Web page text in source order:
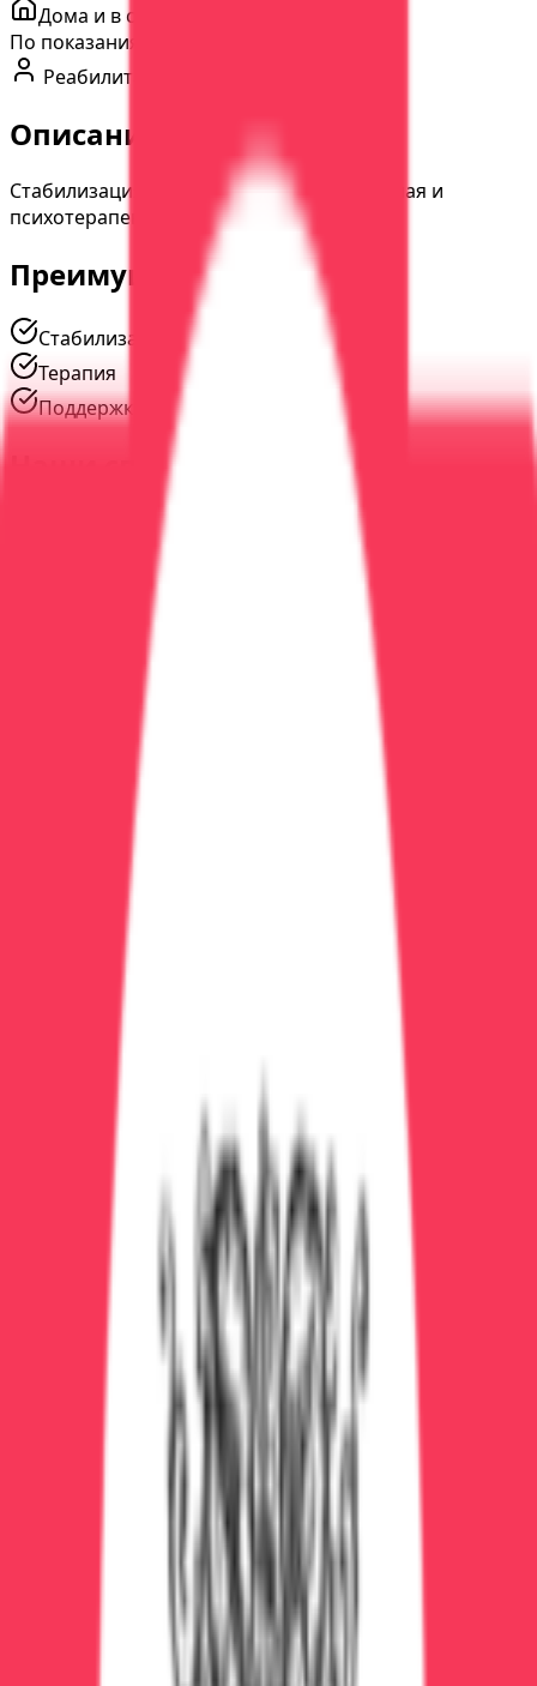
Дома и в стационаре
По показаниям
Реабилитация
Описание услуги
Стабилизация состояния, медикаментозная и
психотерапевтическая помощь.
Преимущества
Стабилизация
Терапия
Поддержка
Наши специалисты
лет
Иванова Елена Сергеевна
Психиатр-нарколог
Врач-психиатр с большим опытом работы в области
лечения зависимостей и психических расстройств
Записаться на услугу
уточняйте по телефону
Длительность:
Позвонить и записаться
Телефон клиники:
+7 (473) 202-60-03
Работаем круглосуточно
Запишитесь сегодня
Чем раньше начнётся лечение, тем быстрее наступит
выздоровление.
Похожие услуги
Реабилитация после лечения зависимости
от 75 000 ₽/месяц
Семейная терапия при зависимости
от 4 500 ₽ за сеанс
Лечение бессонницы
уточняйте по телефону
Начните новую жизнь уже
лечение психоза — это не приговор, а проблема,